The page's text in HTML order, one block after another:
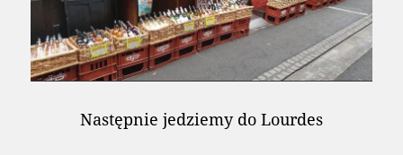
Następnie jedziemy do Lourdes